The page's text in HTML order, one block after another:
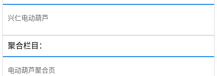
兴仁电动葫芦
聚合栏目：
电动葫芦聚合页